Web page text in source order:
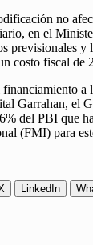
no
en el
previsionales y
costo fiscal de
financiamiento a
Garrahan, el
del PBI que
(FMI) para
LinkedIn